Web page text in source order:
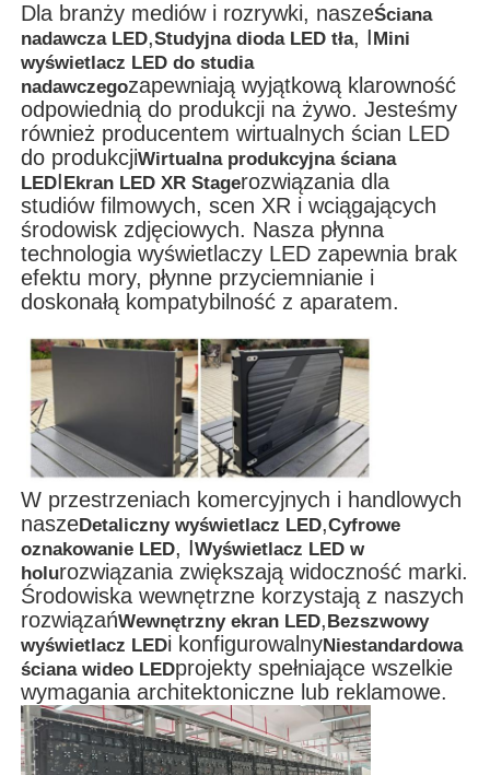
Dla branży mediów i rozrywki, naszeŚciana
nadawcza LED,Studyjna dioda LED tła, I Mini
wyświetlacz LED do studia
nadawczegozapewniają wyjątkową klarowność
odpowiednią do produkcji na żywo. Jesteśmy
również producentem wirtualnych ścian LED
do produkcjiWirtualna produkcyjna ściana
LEDI Ekran LED XR Stagerozwiązania dla
studiów filmowych, scen XR i wciągających
środowisk zdjęciowych. Nasza płynna
technologia wyświetlaczy LED zapewnia brak
efektu mory, płynne przyciemnianie i
doskonałą kompatybilność z aparatem.
W przestrzeniach komercyjnych i handlowych
naszeDetaliczny wyświetlacz LED,Cyfrowe
oznakowanie LED, IWyświetlacz LED w
holurozwiązania zwiększają widoczność marki.
Środowiska wewnętrzne korzystają z naszych
rozwiązańWewnętrzny ekran LED,Bezszwowy
wyświetlacz LEDi konfigurowalnyNiestandardowa
ściana wideo LEDprojekty spełniające wszelkie
wymagania architektoniczne lub reklamowe.